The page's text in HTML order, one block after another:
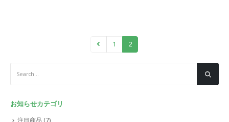
1 2
お知らせカテゴリ